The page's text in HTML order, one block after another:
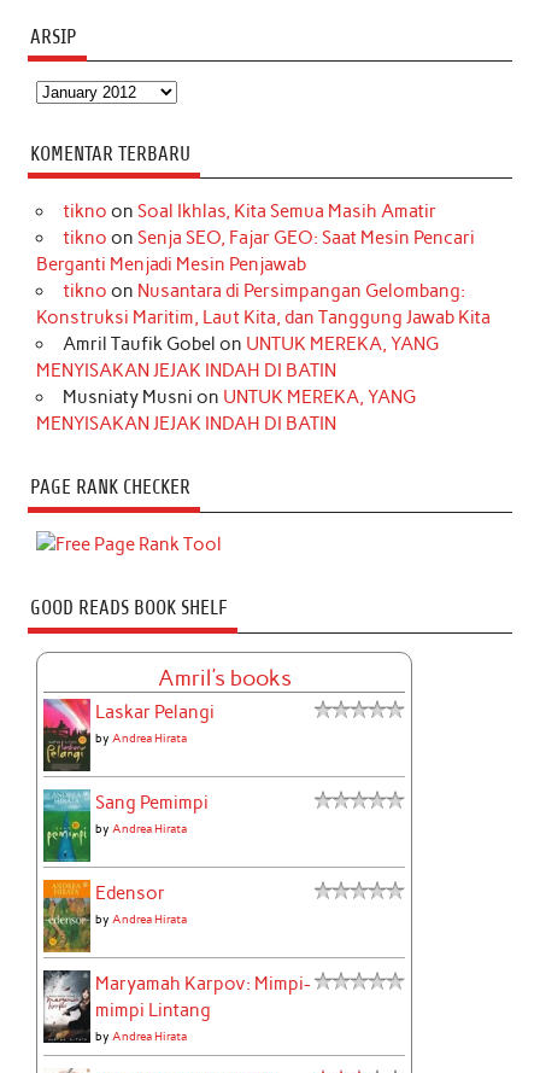
ARSIP
Arsip
KOMENTAR TERBARU
tikno on Soal Ikhlas, Kita Semua Masih Amatir
tikno on Senja SEO, Fajar GEO: Saat Mesin Pencari
Berganti Menjadi Mesin Penjawab
tikno on Nusantara di Persimpangan Gelombang:
Konstruksi Maritim, Laut Kita, dan Tanggung Jawab Kita
Amril Taufik Gobel on UNTUK MEREKA, YANG
MENYISAKAN JEJAK INDAH DI BATIN
Musniaty Musni on UNTUK MEREKA, YANG
MENYISAKAN JEJAK INDAH DI BATIN
PAGE RANK CHECKER
GOOD READS BOOK SHELF
Amril's books
Laskar Pelangi
byAndrea Hirata
Sang Pemimpi
byAndrea Hirata
Edensor
byAndrea Hirata
Maryamah Karpov: Mimpi-
mimpi Lintang
byAndrea Hirata